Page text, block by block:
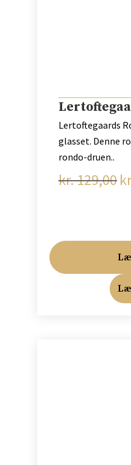
Lertoftegaards
glasset. Denne
rondo-druen..
kr.129,00